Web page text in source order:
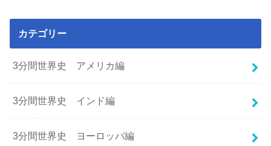
カテゴリー
3分間世界史 アメリカ編
3分間世界史 インド編
3分間世界史 ヨーロッパ編